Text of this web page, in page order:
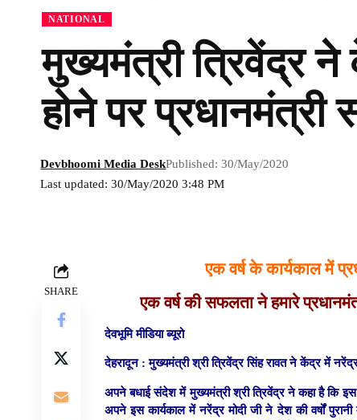
NATIONAL
मुख्यमंत्री त्रिवेंद्र ने
होने पर प्रधानमंत्री
Last updated: 30/May/2020 3:48 PM
Devbhoomi Media DeskPublished: 30/May/2020
SHARE
एक वर्ष के कार्यकाल में
एक वर्ष की सफलता ने हमारे
देवभूमि मीडिया ब्यूरो
देहरादून : मुख्यमंत्री श्री त्रिवेंद्र सिंह रावत ने केंद्र में
अपने बधाई संदेश में मुख्यमंत्री श्री त्रिवेंद्र ने कहा है कि इस
अपने इस कार्यकाल में नरेंद्र मोदी जी ने देश की वर्षों